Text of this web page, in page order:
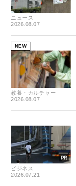
ニュース
2026.08.07
NEW
教養・カルチャー
2026.08.07
ビジネス
2026.07.21